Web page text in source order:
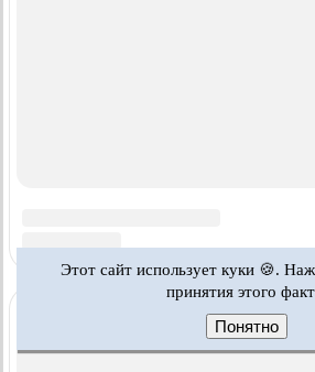
Этот сайт использует куки 🍪.
принятия этого
Понятно